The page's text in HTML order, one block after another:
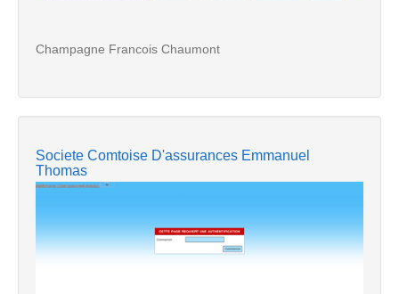
Champagne Francois Chaumont
Societe Comtoise D'assurances Emmanuel
Thomas